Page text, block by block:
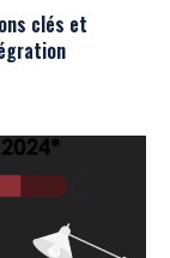
clés et